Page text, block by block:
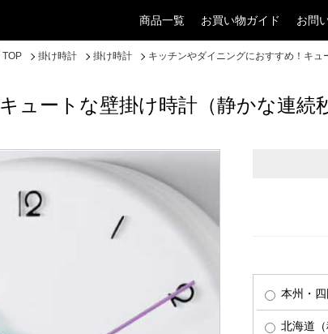
商品一覧 お買い物ガイド お問
掛け時計 掛け時計 キッチンやダイニングにおすすめ！キュ
ートな壁掛け時計（静かな連続
本州・四
北海道（